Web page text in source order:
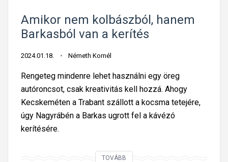
r
a
m
e
n
t
Amikor nem kolbászból, hanem
Barkasból van a kerítés
2024.01.18. Németh Kornél
Rengeteg mindenre lehet használni egy öreg
autóroncsot, csak kreativitás kell hozzá. Ahogy
Kecskeméten a Trabant szállott a kocsma tetejére,
úgy Nagyrábén a Barkas ugrott fel a kávézó
kerítésére.
TOVÁBB